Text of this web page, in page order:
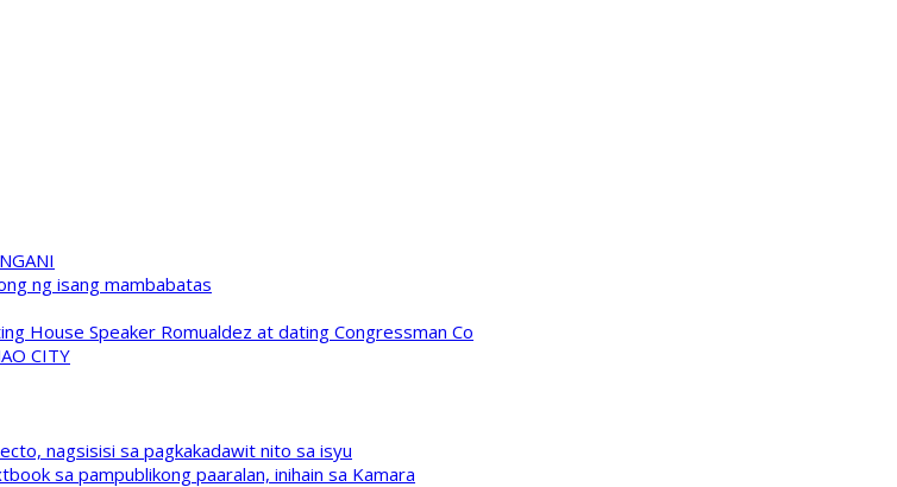
ng isang mambabatas
House Speaker Romualdez at dating Congressman Co
CITY
nagsisisi sa pagkakadawit nito sa isyu
sa pampublikong paaralan, inihain sa Kamara